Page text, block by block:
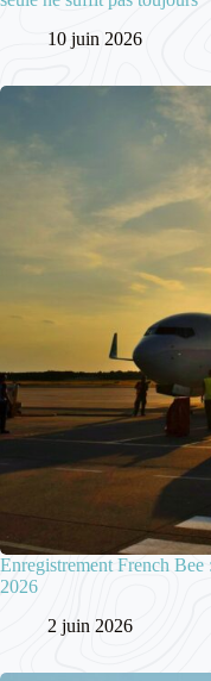
10 juin 2026
Enregistrement French
2026
2 juin 2026